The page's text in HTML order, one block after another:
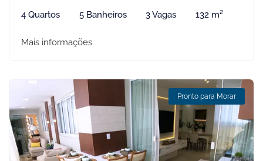
4 Quartos 5 Banheiros 3 Vagas 132 m²
Mais informações
Pronto para Morar